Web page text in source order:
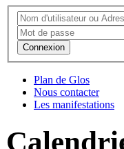
Connexion
Plan de Glos
Nous contacter
Les manifestations